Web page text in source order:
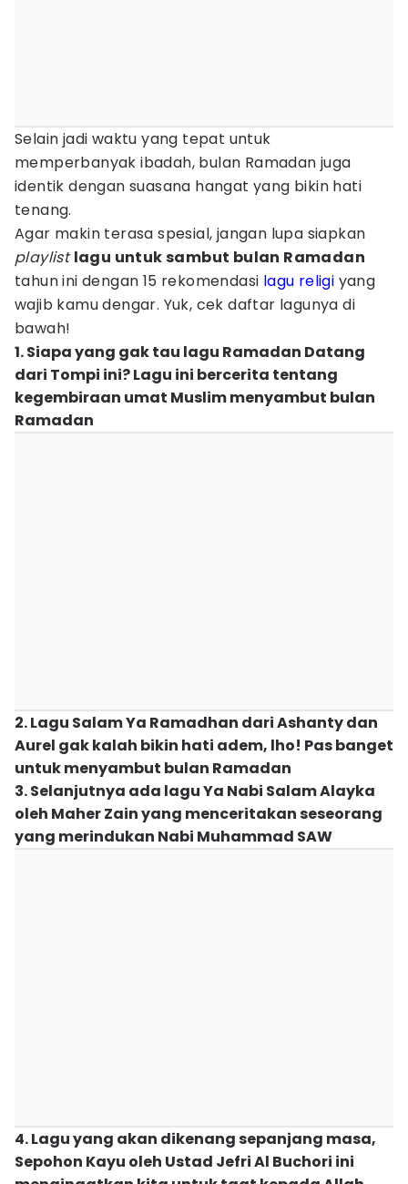
Selain jadi waktu yang tepat untuk
memperbanyak ibadah, bulan Ramadan juga
identik dengan suasana hangat yang bikin hati
tenang.
Agar makin terasa spesial, jangan lupa siapkan
playlist lagu untuk sambut bulan Ramadan
tahun ini dengan 15 rekomendasi lagu religi yang
wajib kamu dengar. Yuk, cek daftar lagunya di
bawah!
1. Siapa yang gak tau lagu Ramadan Datang
dari Tompi ini? Lagu ini bercerita tentang
kegembiraan umat Muslim menyambut bulan
Ramadan
2. Lagu Salam Ya Ramadhan dari Ashanty dan
Aurel gak kalah bikin hati adem, lho! Pas banget
untuk menyambut bulan Ramadan
3. Selanjutnya ada lagu Ya Nabi Salam Alayka
oleh Maher Zain yang menceritakan seseorang
yang merindukan Nabi Muhammad SAW
4. Lagu yang akan dikenang sepanjang masa,
Sepohon Kayu oleh Ustad Jefri Al Buchori ini